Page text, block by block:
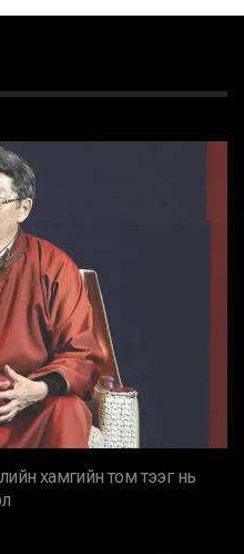
хамгийн том тээг нь